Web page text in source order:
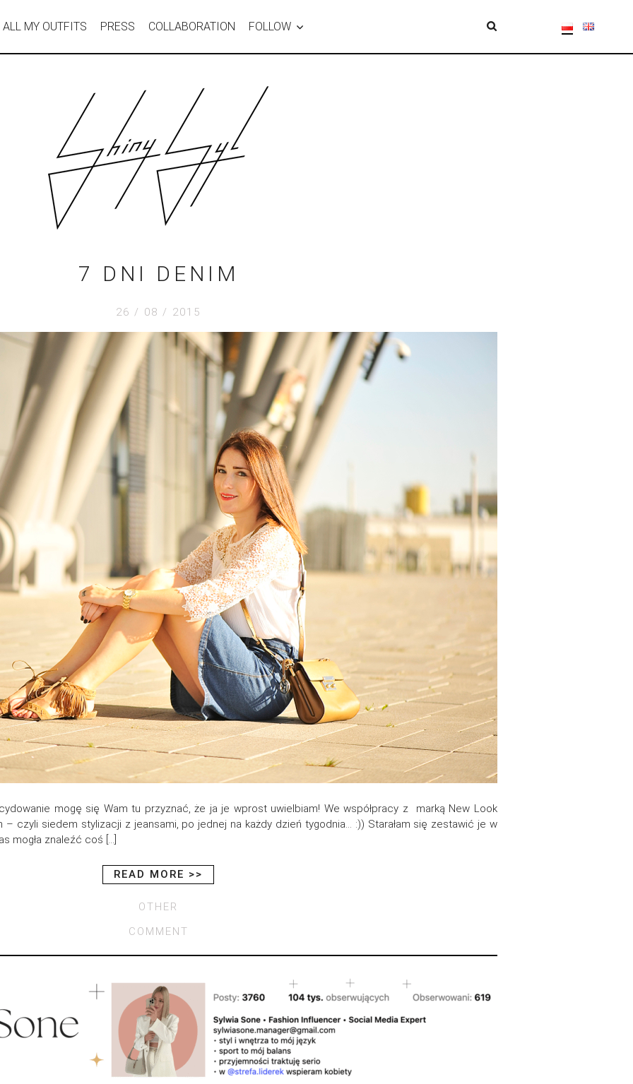
ALL MY OUTFITS PRESS COLLABORATION FOLLOW
7 DNI DENIM
26 / 08 / 2015
mogę się Wam tu przyznać, że ja je wprost uwielbiam! We współpracy z marką New Look
czyli siedem stylizacji z jeansami, po jednej na każdy dzień tygodnia… :)) Starałam się zestawić je w
mogła znaleźć coś […]
READ MORE >>
OTHER
COMMENT